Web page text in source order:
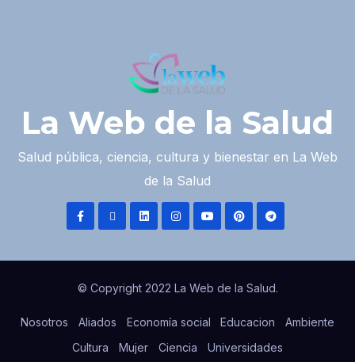
La Web de la Salud
Salud pública, ciencia, cultura y bienestar en La Web
de la Salud
© Copyright 2022 La Web de la Salud.
Nosotros Aliados Economía social Educacion
Ambiente
Cultura
Mujer Ciencia Universidades